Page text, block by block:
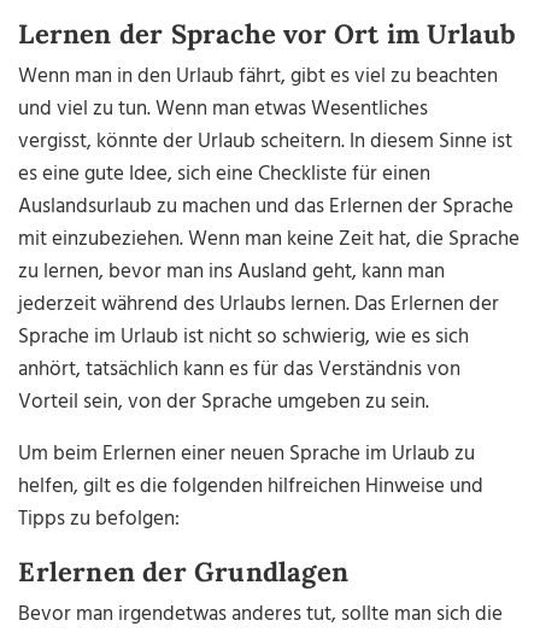
Lernen der Sprache vor Ort im Urlaub
Wenn man in den Urlaub fährt, gibt es viel zu beachten
und viel zu tun. Wenn man etwas Wesentliches
vergisst, könnte der Urlaub scheitern. In diesem Sinne ist
es eine gute Idee, sich eine Checkliste für einen
Auslandsurlaub zu machen und das Erlernen der Sprache
mit einzubeziehen. Wenn man keine Zeit hat, die Sprache
zu lernen, bevor man ins Ausland geht, kann man
jederzeit während des Urlaubs lernen. Das Erlernen der
Sprache im Urlaub ist nicht so schwierig, wie es sich
anhört, tatsächlich kann es für das Verständnis von
Vorteil sein, von der Sprache umgeben zu sein.
Um beim Erlernen einer neuen Sprache im Urlaub zu
helfen, gilt es die folgenden hilfreichen Hinweise und
Tipps zu befolgen:
Erlernen der Grundlagen
Bevor man irgendetwas anderes tut, sollte man sich die